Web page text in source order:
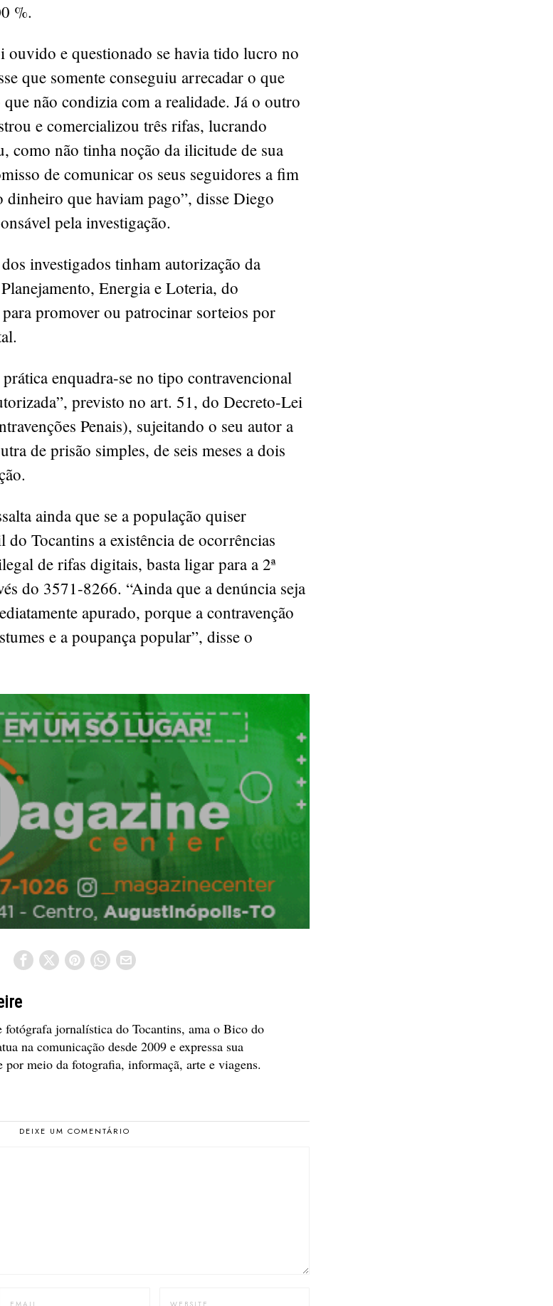
%.
ouvido e questionado se havia tido lucro no
que somente conseguiu arrecadar o que
não condizia com a realidade. Já o outro
e comercializou três rifas, lucrando
como não tinha noção da ilicitude de sua
de comunicar os seus seguidores a fim
dinheiro que haviam pago”, disse Diego
pela investigação.
investigados tinham autorização da
Energia e Loteria, do
promover ou patrocinar sorteios por
enquadra-se no tipo contravencional
previsto no art. 51, do Decreto-Lei
Penais), sujeitando o seu autor a
de prisão simples, de seis meses a dois
ainda que se a população quiser
Tocantins a existência de ocorrências
de rifas digitais, basta ligar para a 2ª
do 3571-8266. “Ainda que a denúncia seja
apurado, porque a contravenção
e a poupança popular”, disse o
fotógrafa jornalística do Tocantins, ama o Bico do
na comunicação desde 2009 e expressa sua
por meio da fotografia, informaçã, arte e viagens.
DEIXE UM COMENTÁRIO